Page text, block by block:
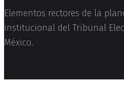
Elementos rectores de la
institucional del Tribunal
México.